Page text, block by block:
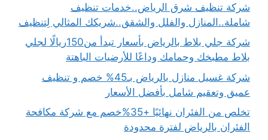
شركة تنظيف شرق الرياض..خدمات تنظيف
شاملة..المنازل والفلل والشقق..شريكك المثالي لِتنظيف
شركة جلي بلاط بالرياض بأسعار تبدأ من150ريالًا لجلي
بلاط مطبخك وحمامك وداعًا للأرضيات الباهتة
شركة غسيل منازل بالرياض بـ45% خصم و تنظيف
عميق وتعقيم شامل بأفضل الأسعار
تخلص من الفئران نهائيًا +35%خصم مع شركة مكافحة
الفئران بالرياض لفترة محدودة